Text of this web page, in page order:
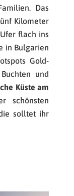
Das
Kilometer
flach ins
in Bulgarien
Gold-
und
Küste am
schönsten
solltet ihr